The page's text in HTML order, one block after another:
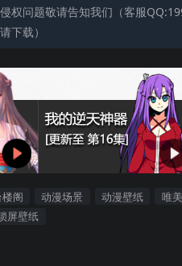
权问题敬请告知我们（客服
下载）
阁 动漫场景 动漫壁纸 唯美
屏壁纸